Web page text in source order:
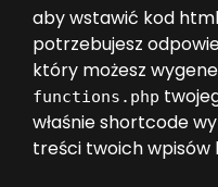
aby wstawić kod
potrzebujesz
który możesz
functions.php
właśnie shortcode
treści twoich wpisów